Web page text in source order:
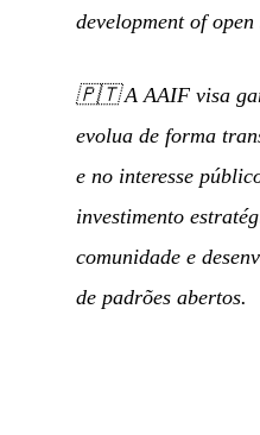
development of open
🇵🇹A AAIF visa
evolua de forma
e no interesse
investimento
comunidade e
de padrões abertos.